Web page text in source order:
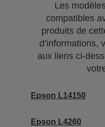
Les
compatibles
produits de
d’informations,
aux liens ci-
Epson L14150
Epson L4260